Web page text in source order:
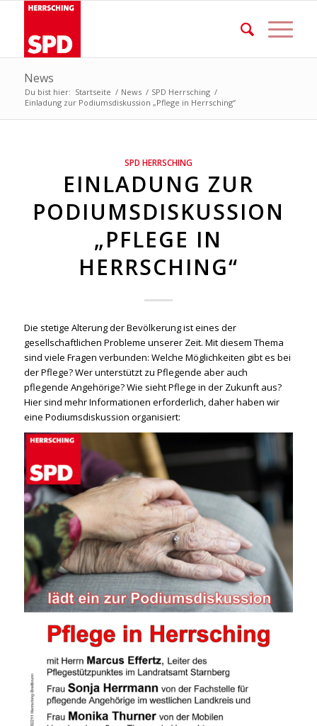
News
Du bist hier: Startseite / News / SPD Herrsching /
Einladung zur Podiumsdiskussion „Pflege in Herrsching“
SPD HERRSCHING
EINLADUNG ZUR
PODIUMSDISKUSSION
„PFLEGE IN
HERRSCHING“
Die stetige Alterung der Bevölkerung ist eines der
gesellschaftlichen Probleme unserer Zeit. Mit diesem Thema
sind viele Fragen verbunden: Welche Möglichkeiten gibt es bei
der Pflege? Wer unterstützt zu Pflegende aber auch
pflegende Angehörige? Wie sieht Pflege in der Zukunft aus?
Hier sind mehr Informationen erforderlich, daher haben wir
eine Podiumsdiskussion organisiert: